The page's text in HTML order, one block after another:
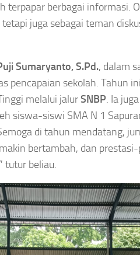
terpapar berbagai informasi.
juga sebagai teman
Sumaryanto, S.Pd., dalam
pencapaian sekolah. Tahun
melalui jalurSNBP. Ia
siswa-siswi SMA N 1
di tahun mendatang,
bertambah, dan
tutur beliau.